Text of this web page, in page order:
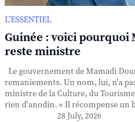
L’ESSENTIEL
Guinée : voici pourquoi
reste ministre
Le gouvernement de Mamadi
remaniements. Un nom, lui, n'a
ministre de la Culture, du
rien d'anodin. « Il récompense un
28 July, 2026